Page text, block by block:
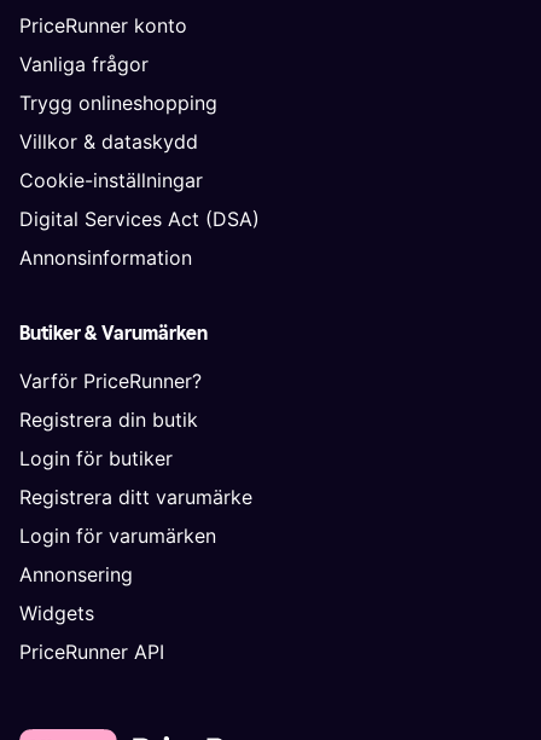
PriceRunner konto
Vanliga frågor
Trygg onlineshopping
Villkor & dataskydd
Cookie-inställningar
Digital Services Act (DSA)
Annonsinformation
Butiker & Varumärken
Varför PriceRunner?
Registrera din butik
Login för butiker
Registrera ditt varumärke
Login för varumärken
Annonsering
Widgets
PriceRunner API